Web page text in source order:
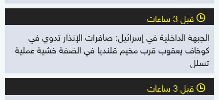
l قبل 3 ساعات
الجبهة الداخلية في إسرائيل: صافرات الإنذار تدوي في
كوخاف يعقوب قرب مخيم قلنديا في الضفة خشية عملية
تسلل
l قبل 3 ساعات